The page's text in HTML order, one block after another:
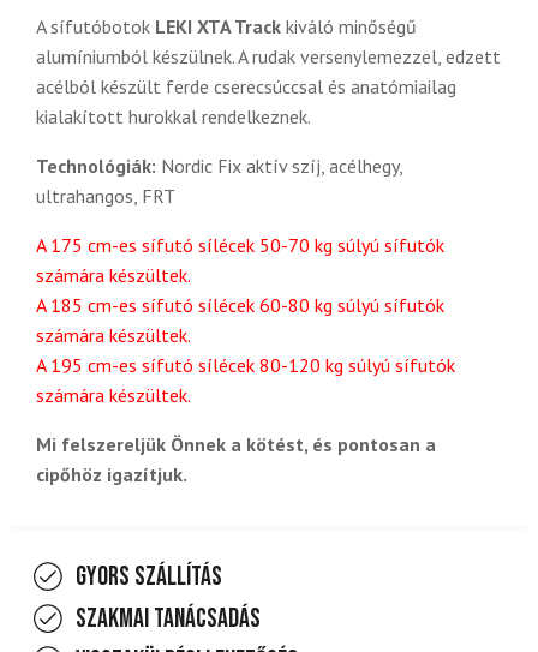
A sífutóbotok LEKI XTA Track kiváló minőségű
alumíniumból készülnek. A rudak versenylemezzel, edzett
acélból készült ferde cserecsúccsal és anatómiailag
kialakított hurokkal rendelkeznek.
Technológiák: Nordic Fix aktív szíj, acélhegy,
ultrahangos, FRT
A 175 cm-es sífutó sílécek 50-70 kg súlyú sífutók
számára készültek.
A 185 cm-es sífutó sílécek 60-80 kg súlyú sífutók
számára készültek.
A 195 cm-es sífutó sílécek 80-120 kg súlyú sífutók
számára készültek.
Mi felszereljük Önnek a kötést, és pontosan a
cipőhöz igazítjuk.
Gyors szállítás
Szakmai tanácsadás